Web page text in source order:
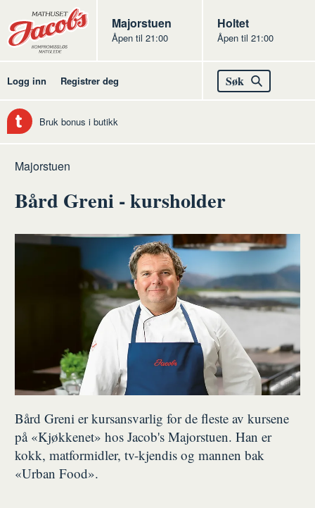
Butikker
Jacobs
Majorstuen
Åpen til 21:00
Jacobs
Holtet
Åpen til 21:00
Logg inn Registrer deg Søk
Bruk bonus i butikk
Hjem
Majorstuen
Bård Greni - kursholder
Bård Greni er kursansvarlig for de fleste av kursene
på «Kjøkkenet» hos Jacob's Majorstuen. Han er
kokk, matformidler, tv-kjendis og mannen bak
«Urban Food».